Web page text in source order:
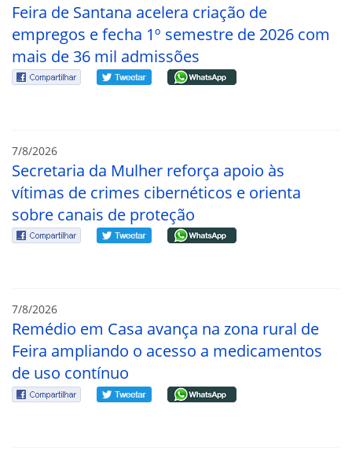
Feira de Santana acelera criação de
empregos e fecha 1º semestre de 2026 com
mais de 36 mil admissões
7/8/2026
Secretaria da Mulher reforça apoio às
vítimas de crimes cibernéticos e orienta
sobre canais de proteção
7/8/2026
Remédio em Casa avança na zona rural de
Feira ampliando o acesso a medicamentos
de uso contínuo